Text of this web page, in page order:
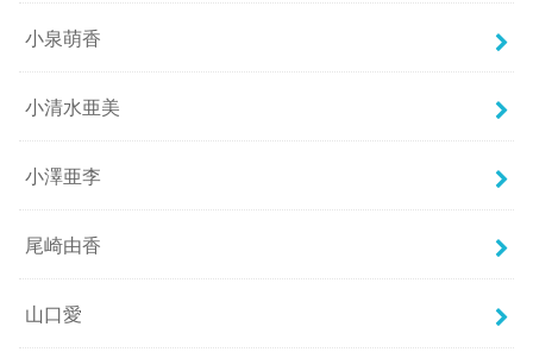
小泉萌香
小清水亜美
小澤亜李
尾崎由香
山口愛